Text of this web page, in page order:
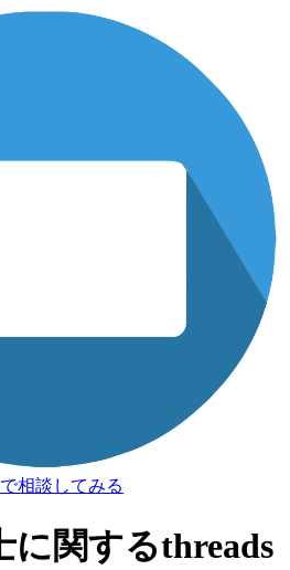
相談してみる
に関するthreads